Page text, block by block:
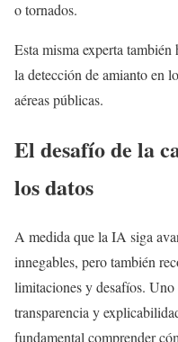
o tornados.
Esta misma experta
la detección de amianto en
aéreas públicas.
El desafío de la
los datos
A medida que la IA siga
innegables, pero también
limitaciones y desafíos. Uno
transparencia y
fundamental comprender